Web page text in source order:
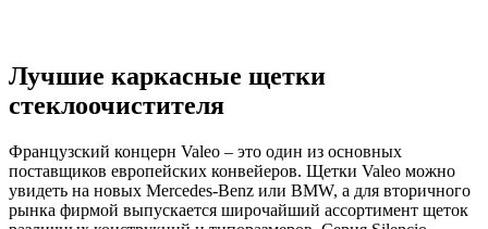
Лучшие каркасные щетки
стеклоочистителя
Французский концерн Valeo – это один из основных
поставщиков европейских конвейеров. Щетки Valeo можно
увидеть на новых Mercedes-Benz или BMW, а для вторичного
рынка фирмой выпускается широчайший ассортимент щеток